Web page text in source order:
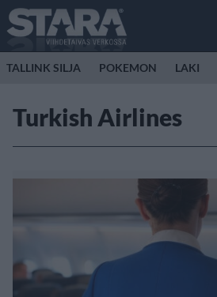
TALLINK SILJA POKEMON LAKI
Turkish Airlines